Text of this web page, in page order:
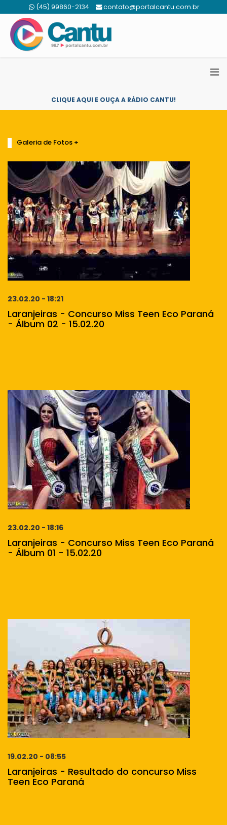
(45) 99860-2134 contato@portalcantu.com.br
CLIQUE AQUI E OUÇA A RÁDIO CANTU!
Galeria de Fotos +
23.02.20 - 18:21
Laranjeiras - Concurso Miss Teen Eco Paraná
- Álbum 02 - 15.02.20
23.02.20 - 18:16
Laranjeiras - Concurso Miss Teen Eco Paraná
- Álbum 01 - 15.02.20
19.02.20 - 08:55
Laranjeiras - Resultado do concurso Miss
Teen Eco Paraná